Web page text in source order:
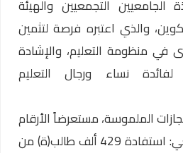
الجامعيين التجمعيين والهيئة
والذي اعتبره فرصة لتثمين
في منظومة التعليم، والإشادة
نساء ورجال التعليم
الملموسة، مستعرضاً الأرقام
التالية في المجال الجامعي: استفادة 429 ألف طالب(ة) من